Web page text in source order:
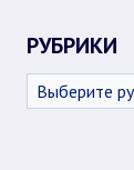
РУБРИКИ
Рубрики